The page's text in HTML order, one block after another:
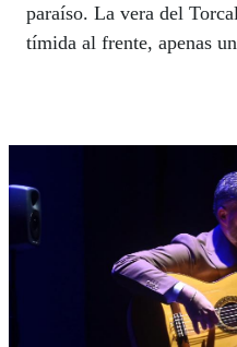
paraíso. La vera del
tímida al frente, apenas
otras especies que se van
desorden con líneas de
nuevas siembras. Allí la
convierten en un
como el manto de
cielo del Valle de